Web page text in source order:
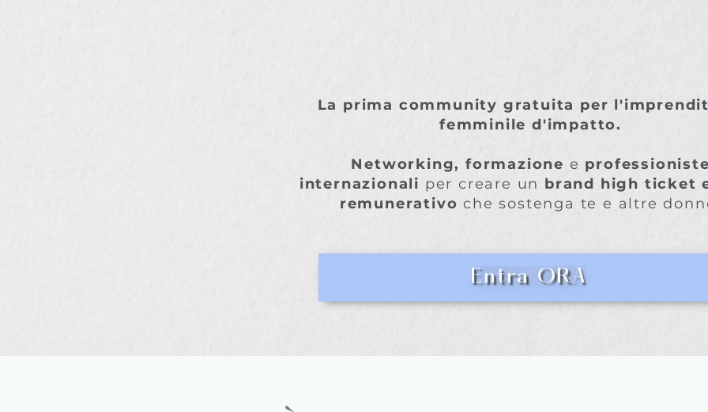
La prima community gratuita per
femminile d'impatto.
Networking, formazione e
internazionali per creare un brand high ticket
remunerativo che sostenga te e altre
Entra ORA